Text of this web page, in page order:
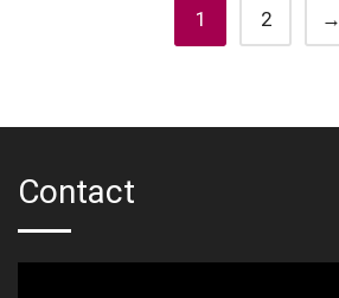
1 2 →
Contact